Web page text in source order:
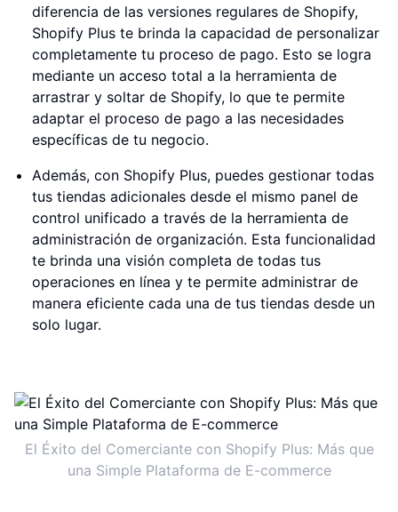
diferencia de las versiones regulares de Shopify,
Shopify Plus te brinda la capacidad de personalizar
completamente tu proceso de pago. Esto se logra
mediante un acceso total a la herramienta de
arrastrar y soltar de Shopify, lo que te permite
adaptar el proceso de pago a las necesidades
específicas de tu negocio.
Además, con Shopify Plus, puedes gestionar todas
tus tiendas adicionales desde el mismo panel de
control unificado a través de la herramienta de
administración de organización. Esta funcionalidad
te brinda una visión completa de todas tus
operaciones en línea y te permite administrar de
manera eficiente cada una de tus tiendas desde un
solo lugar.
El Éxito del Comerciante con Shopify Plus: Más que
una Simple Plataforma de E-commerce